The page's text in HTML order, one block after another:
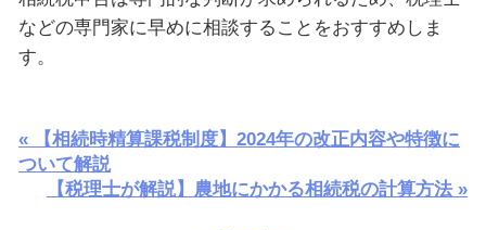
などの専門家に早めに相談することをおすすめしま
す。
« 【相続時精算課税制度】2024年の改正内容や特徴に
ついて解説
【税理士が解説】農地にかかる相続税の計算方法 »